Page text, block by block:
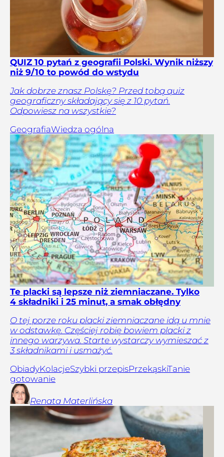
QUIZ 10 pytań z geografii Polski. Wynik niższy
niż 9/10 to powód do wstydu
Jak dobrze znasz Polskę? Przed tobą quiz
geograficzny składający się z 10 pytań.
Odpowiesz na wszystkie?
GeografiaWiedza ogólna
Te placki są lepsze niż ziemniaczane. Tylko
4 składniki i 25 minut, a smak obłędny
O tej porze roku placki ziemniaczane idą u mnie
w odstawkę. Częściej robię bowiem placki z
innego warzywa. Starte wystarczy wymieszać z
3 składnikami i usmażyć.
ObiadyKolacjeSzybki przepisPrzekąskiTanie
gotowanie
Renata Materlińska